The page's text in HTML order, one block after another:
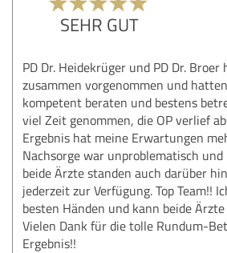
SEHR GUT
PD Dr. Heidekrüger und PD Dr.
zusammen vorgenommen und
kompetent beraten und bestens
viel Zeit genommen, die OP verlief
Ergebnis hat meine Erwartungen
Nachsorge war unproblematisch
beide Ärzte standen auch darüber
jederzeit zur Verfügung. Top Team!!
besten Händen und kann beide
Vielen Dank für die tolle Rundum-
Ergebnis!!